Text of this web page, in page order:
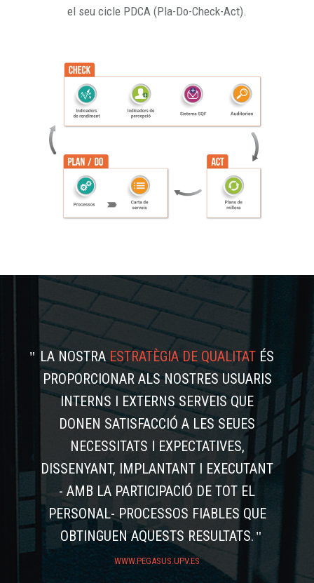
el seu cicle PDCA (Pla-Do-Check-Act).
LA NOSTRAESTRATÈGIA DE QUALITAT ÉS
PROPORCIONAR ALS NOSTRES USUARIS
INTERNS I EXTERNS SERVEIS QUE
DONEN SATISFACCIÓ A LES SEUES
NECESSITATS I EXPECTATIVES,
DISSENYANT, IMPLANTANT I EXECUTANT
- AMB LA PARTICIPACIÓ DE TOT EL
PERSONAL- PROCESSOS FIABLES QUE
OBTINGUEN AQUESTS RESULTATS.
WWW.PEGASUS.UPV.ES